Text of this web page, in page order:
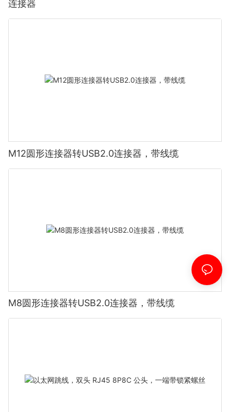
连接器
M12圆形连接器转USB2.0连接器，带线缆
M8圆形连接器转USB2.0连接器，带线缆